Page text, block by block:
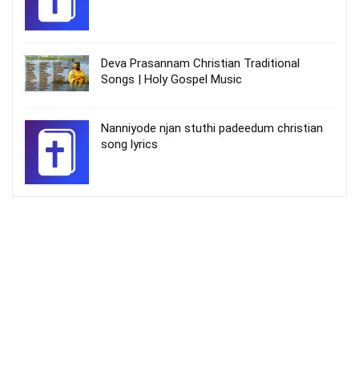
Deva Prasannam Christian Traditional
Songs | Holy Gospel Music
Nanniyode njan stuthi padeedum christian
song lyrics